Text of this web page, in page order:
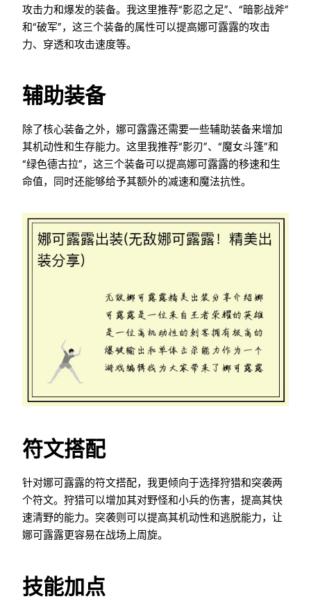
攻击力和爆发的装备。我这里推荐“影忍之足”、“暗影战斧”
和“破军”，这三个装备的属性可以提高娜可露露的攻击
力、穿透和攻击速度等。
辅助装备
除了核心装备之外，娜可露露还需要一些辅助装备来增加
其机动性和生存能力。这里我推荐“影刃”、“魔女斗篷”和
“绿色德古拉”，这三个装备可以提高娜可露露的移速和生
命值，同时还能够给予其额外的减速和魔法抗性。
符文搭配
针对娜可露露的符文搭配，我更倾向于选择狩猎和突袭两
个符文。狩猎可以增加其对野怪和小兵的伤害，提高其快
速清野的能力。突袭则可以提高其机动性和逃脱能力，让
娜可露露更容易在战场上周旋。
技能加点